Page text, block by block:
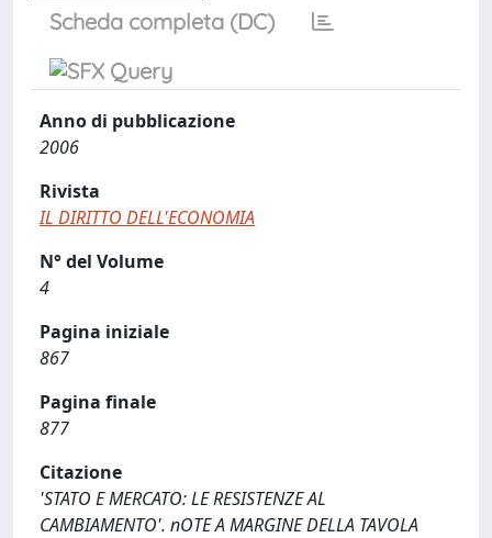
Scheda completa (DC)
Anno di pubblicazione
2006
Rivista
IL DIRITTO DELL'ECONOMIA
N° del Volume
4
Pagina iniziale
867
Pagina finale
877
Citazione
'STATO E MERCATO: LE RESISTENZE AL
CAMBIAMENTO'. nOTE A MARGINE DELLA TAVOLA